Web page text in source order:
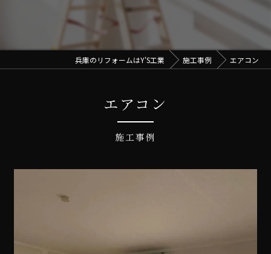
兵庫のリフォームはY'S工業 施工事例 エアコン
施工事例
エアコン